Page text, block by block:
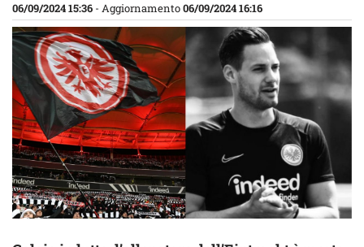
06/09/2024 15:36 - Aggiornamento06/09/2024 16:16